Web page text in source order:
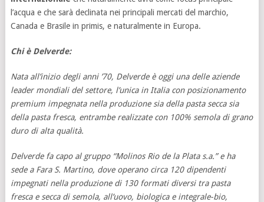
l’acqua e che sarà declinata nei principali mercati del marchio,
Canada e Brasile in primis, e naturalmente in Europa.
Chi è Delverde:
Nata all’inizio degli anni ’70, Delverde è oggi una delle aziende
leader mondiali del settore, l’unica in Italia con posizionamento
premium impegnata nella produzione sia della pasta secca sia
della pasta fresca, entrambe realizzate con 100% semola di grano
duro di alta qualità.
Delverde fa capo al gruppo “Molinos Rio de la Plata s.a.” e ha
sede a Fara S. Martino, dove operano circa 120 dipendenti
impegnati nella produzione di 130 formati diversi tra pasta
fresca e secca di semola, all’uovo, biologica e integrale-bio,